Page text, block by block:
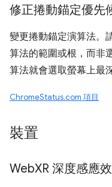
修正捲動錨定優先
變更捲動錨定演算法。
算法的範圍或根，而非
算法就會選取螢幕上最
ChromeStatus.com 項目
裝置
WebXR 深度感應